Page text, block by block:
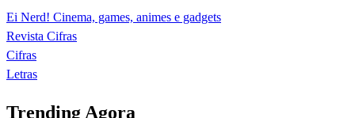
Ei Nerd! Cinema, games, animes e gadgets
Revista Cifras
Cifras
Letras
Trending Agora